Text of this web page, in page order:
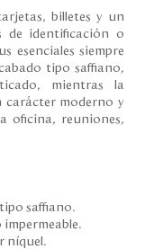
billetes y un
de identificación o
esenciales siempre
tipo saffiano,
mientras la
moderno y
oficina, reuniones,
saffiano.
níquel.